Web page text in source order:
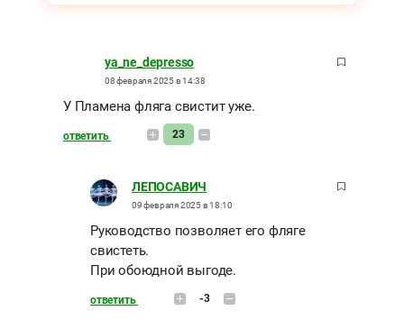
ya_ne_depresso
08 февраля 2025 в 14:38
У Пламена фляга свистит уже.
ответить 23
ЛЕПОСАВИЧ
09 февраля 2025 в 18:10
Руководство позволяет его фляге
свистеть.
При обоюдной выгоде.
ответить -3